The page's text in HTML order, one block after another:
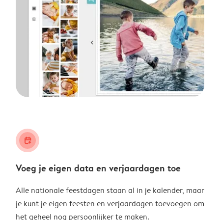
calendar_plus
Voeg je eigen data en verjaardagen toe
Alle nationale feestdagen staan al in je kalender, maar
je kunt je eigen feesten en verjaardagen toevoegen om
het geheel nog persoonlijker te maken.